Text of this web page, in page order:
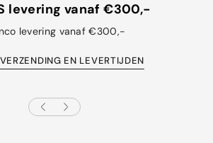
levering vanaf €300,-
levering vanaf €300,-
EN LEVERTIJDEN